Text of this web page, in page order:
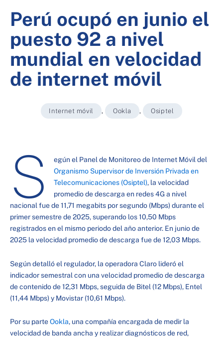
Perú ocupó en junio el
puesto 92 a nivel
mundial en velocidad
de internet móvil
Internet móvil , Ookla , Osiptel
S
egún el Panel de Monitoreo de Internet Móvil del
Organismo Supervisor de Inversión Privada en
Telecomunicaciones (Osiptel), la velocidad
promedio de descarga en redes 4G a nivel
nacional fue de 11,71 megabits por segundo (Mbps) durante el
primer semestre de 2025, superando los 10,50 Mbps
registrados en el mismo periodo del año anterior. En junio de
2025 la velocidad promedio de descarga fue de 12,03 Mbps.
Según detalló el regulador, la operadora Claro lideró el
indicador semestral con una velocidad promedio de descarga
de contenido de 12,31 Mbps, seguida de Bitel (12 Mbps), Entel
(11,44 Mbps) y Movistar (10,61 Mbps).
Por su parteOokla, una compañía encargada de medir la
velocidad de banda ancha y realizar diagnósticos de red,